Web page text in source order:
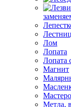
Лом
Лопата
Лопата
Магнит
Метла,